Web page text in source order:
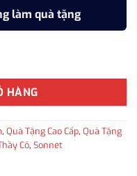
làm quà tặng
TB 1950873 màu trắng số
HÀNG
, Quà Tặng Cao Cấp, Quà Tặng
Cô, Sonnet